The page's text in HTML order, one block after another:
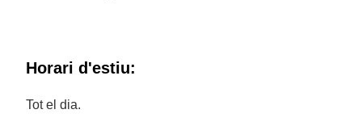
Horari d'estiu:
Tot el dia.